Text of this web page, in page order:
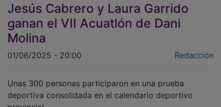
Jesús Cabrero y Laura Garrido
ganan el VII Acuatlón de Dani
Molina
01/06/2025 - 20:00 Redacción
Unas 300 personas participaron en una prueba
deportiva consolidada en el calendario deportivo